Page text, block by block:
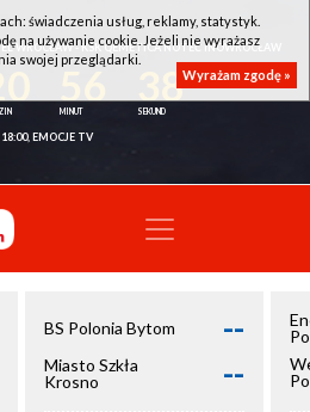
WROCŁAW - KSK QEMETICA NOTEĆ INOWROCŁAW
38
EMOCJE TV
BS Polonia Bytom --
Miasto Szkła
Krosno
--
świadczenia usług, reklamy, statystyk.
na używanie cookie. Jeżeli nie wyrażasz
swojej przeglądarki.
Wyrażam zgodę »